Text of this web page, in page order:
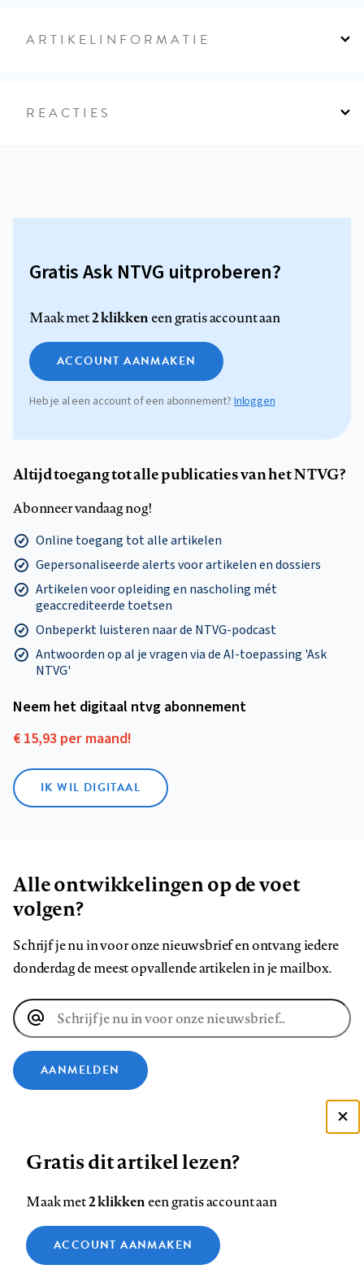
ARTIKELINFORMATIE
REACTIES
Gratis Ask NTVG uitproberen?
Maak met2 klikkeneen gratis account aan
ACCOUNT AANMAKEN
Heb je al een account of een abonnement?Inloggen
Altijd toegang tot alle publicaties van het NTVG?
Abonneer vandaag nog!
Online toegang tot alle artikelen
Gepersonaliseerde alerts voor artikelen en dossiers
Artikelen voor opleiding en nascholing mét
geaccrediteerde toetsen
Onbeperkt luisteren naar de NTVG-podcast
Antwoorden op al je vragen via de AI-toepassing 'Ask
NTVG'
Neem het digitaal ntvg abonnement
€ 15,93 per maand!
IK WIL DIGITAAL
Alle ontwikkelingen op de voet
volgen?
Schrijf je nu in voor onze nieuwsbrief en ontvang iedere
donderdag de meest opvallende artikelen in je mailbox.
E-
mailadres
AANMELDEN
ons
op
Facebook
ons
op
LinkedIn
ons
op
Bluesky
ons
op
Instagram
ons
op
YouTube
ons
Footer
Contact Colofon Disclaimer Privacy
Medische vragen verdienen
Gratis dit artikel lezen?
Maak met2 klikkeneen gratis account aan
ACCOUNT AANMAKEN
Zie onze cookie policy
Analytische cookies